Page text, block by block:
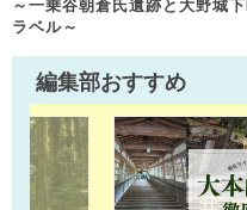
～一乗谷朝倉氏遺跡と大野城
ラベル～
編集部おすすめ